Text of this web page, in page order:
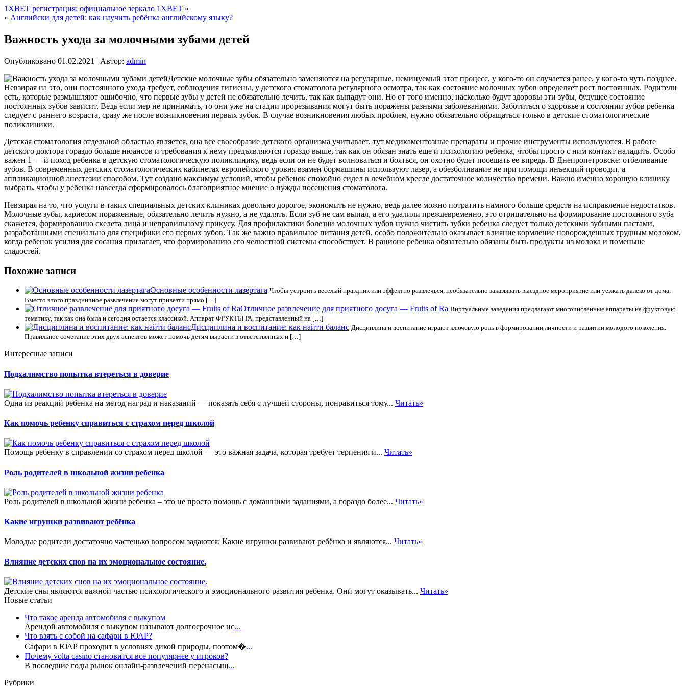
1XBET регистрация: официальное зеркало 1XBET »
« Английски для детей: как научить ребёнка английскому языку?
Важность ухода за молочными зубами детей
Опубликовано 01.02.2021 | Автор: admin
Детские молочные зубы обязательно заменяются на регулярные, неминуемый этот процесс, у кого-то он случается ранее, у кого-то чуть позднее.
Невзирая на это, они постоянного ухода требует, соблюдения гигиены, у детского стоматолога регулярного осмотра, так как состояние молочных зубов определяет рост постоянных. Родители
есть, которые размышляют ошибочно, что первые зубы у детей не обязательно лечить, так как выпадут они. Но от того именно, насколько будут здоровы эти зубы, будущее состояние
постоянных зубов зависит. Ведь если мер не принимать, то они уже на стадии прорезывания могут быть поражены разными заболеваниями. Заботиться о здоровье и состоянии зубов ребенка
следует с раннего возраста, сразу же после возникновения первых зубок. В случае возникновения любых проблем, нужно обязательно обращаться только в детские стоматологические
поликлиники.
Детская стоматология отдельной областью является, она все своеобразие детского организма учитывает, тут медикаментозные препараты и прочие инструменты используются. В работе
детского доктора гораздо больше нюансов и требования к нему предъявляются гораздо выше, так как он обязан знать еще и психологию ребенка, чтобы просто с ним контакт наладить. Особо
важен 1 — й поход ребенка в детскую стоматологическую поликлинику, ведь если он не будет волноваться и бояться, он охотно будет посещать ее впредь. В Днепропетровске: отбеливание
зубов. В современных детских стоматологических кабинетах европейского уровня взамен бормашины используют лазер, а обезболивание не при помощи инъекций проводят, а
аппликационной анестезии способом. Тут создано максимум условий, чтобы ребенок спокойно сидел в лечебном кресле достаточное количество времени. Важно именно хорошую клинику
выбрать, чтобы у ребенка навсегда сформировалось благоприятное мнение о нужды посещения стоматолога.
Невзирая на то, что услуги в таких специальных детских клиниках довольно дорогое, экономить не нужно, ведь далее можно потратить намного больше средств на исправление недостатков.
Молочные зубы, кариесом пораженные, обязательно лечить нужно, а не удалять. Если зуб не сам выпал, а его удалили преждевременно, это отрицательно на формирование постоянного зуба
скажется, формированию скелета лица и неправильному прикусу. Для профилактики болезни молочных зубов нужно чистить зубки ребенка следует только детскими зубными пастами,
разработанными специально для специфики его первых зубов. Так же важно правильное питания детей, особо положительно оказывает влияние кормление новорожденных грудным молоком,
когда ребенок усилия для сосания прилагает, что формированию его челюстной системы способствует. В рационе ребенка обязательно обязаны быть продукты из молока и поменьше
сладостей.
Похожие записи
Основные особенности лазертага Чтобы устроить веселый праздник или эффектно развлечься, необязательно заказывать выездное мероприятие или уезжать далеко от дома.
Вместо этого праздничное развлечение могут привезти прямо […]
Отличное развлечение для приятного досуга — Fruits of Ra Виртуальные заведения предлагают многочисленные аппараты на фруктовую
тематику, так как она была и сегодня остается классикой. Аппарат ФРУКТЫ РА, представленный на […]
Дисциплина и воспитание: как найти баланс Дисциплина и воспитание играют ключевую роль в формировании личности и развитии молодого поколения.
Правильное сочетание этих двух аспектов может помочь детям вырасти в ответственных и […]
Интересные записи
Подхалимство попытка втереться в доверие
Одна из реакций ребенка на метод наград и наказаний — показать себя с лучшей стороны, понравиться тому... Читать»
Как помочь ребенку справиться с страхом перед школой
Помощь ребенку в справлении со страхом перед школой — это важная задача, которая требует терпения и... Читать»
Роль родителей в школьной жизни ребенка
Роль родителей в школьной жизни ребенка – это не просто помощь с домашними заданиями, а гораздо более... Читать»
Какие игрушки развивают ребёнка
Молодые родители достаточно частенько вопросом задаются: Какие игрушки развивают ребёнка и являются... Читать»
Влияние детских снов на их эмоциональное состояние.
Детские сны являются важной частью психологического и эмоционального развития ребенка. Они могут оказывать... Читать»
Новые статьи
Что такое аренда автомобиля с выкупом
Арендой автомобиля с выкупом называют долгосрочное ис...
Что взять с собой на сафари в ЮАР?
Сафари в ЮАР проходит в условиях дикой природы, поэтом�...
Почему volta casino становится все популярнее у игроков?
В последние годы рынок онлайн-развлечений перенасыщ...
Рубрики